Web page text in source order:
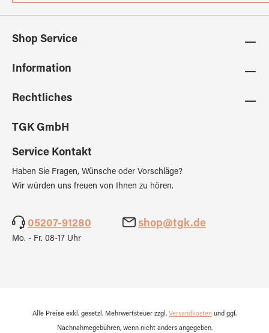
Shop Service
Information
Rechtliches
TGK GmbH
Service Kontakt
Haben Sie Fragen, Wünsche oder Vorschläge?
Wir würden uns freuen von Ihnen zu hören.
05207-91280 shop@tgk.de
Mo. - Fr. 08-17 Uhr
Alle Preise exkl. gesetzl. Mehrwertsteuer zzgl. Versandkosten und ggf.
Nachnahmegebühren, wenn nicht anders angegeben.